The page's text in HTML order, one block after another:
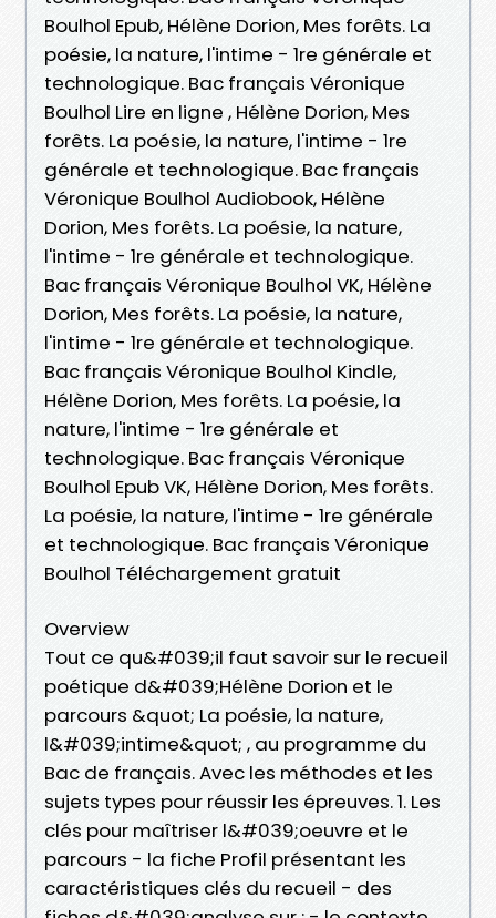
Boulhol Epub, Hélène Dorion, Mes forêts. La
poésie, la nature, l'intime - 1re générale et
technologique. Bac français Véronique
Boulhol Lire en ligne , Hélène Dorion, Mes
forêts. La poésie, la nature, l'intime - 1re
générale et technologique. Bac français
Véronique Boulhol Audiobook, Hélène
Dorion, Mes forêts. La poésie, la nature,
l'intime - 1re générale et technologique.
Bac français Véronique Boulhol VK, Hélène
Dorion, Mes forêts. La poésie, la nature,
l'intime - 1re générale et technologique.
Bac français Véronique Boulhol Kindle,
Hélène Dorion, Mes forêts. La poésie, la
nature, l'intime - 1re générale et
technologique. Bac français Véronique
Boulhol Epub VK, Hélène Dorion, Mes forêts.
La poésie, la nature, l'intime - 1re générale
et technologique. Bac français Véronique
Boulhol Téléchargement gratuit
Overview
Tout ce qu&#039;il faut savoir sur le recueil
poétique d&#039;Hélène Dorion et le
parcours &quot; La poésie, la nature,
l&#039;intime&quot; , au programme du
Bac de français. Avec les méthodes et les
sujets types pour réussir les épreuves. 1. Les
clés pour maîtriser l&#039;oeuvre et le
parcours - la fiche Profil présentant les
caractéristiques clés du recueil - des